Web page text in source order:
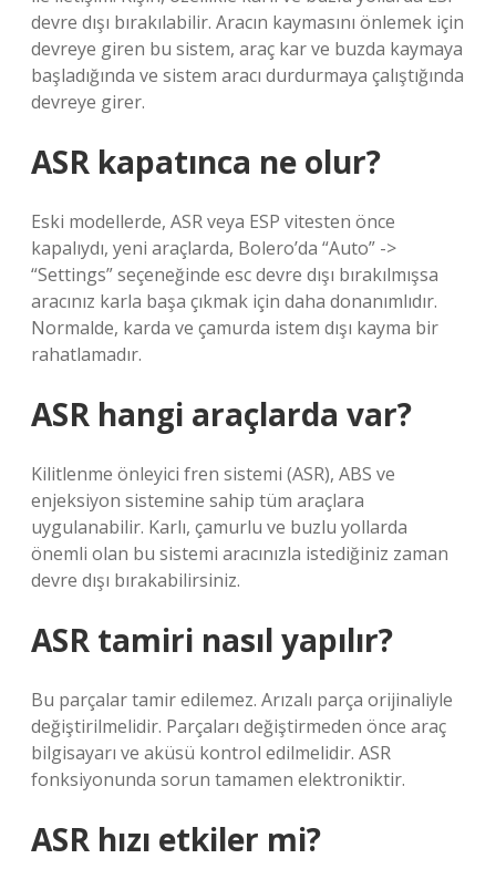
devre dışı bırakılabilir. Aracın kaymasını önlemek için
devreye giren bu sistem, araç kar ve buzda kaymaya
başladığında ve sistem aracı durdurmaya çalıştığında
devreye girer.
ASR kapatınca ne olur?
Eski modellerde, ASR veya ESP vitesten önce
kapalıydı, yeni araçlarda, Bolero’da “Auto” ->
“Settings” seçeneğinde esc devre dışı bırakılmışsa
aracınız karla başa çıkmak için daha donanımlıdır.
Normalde, karda ve çamurda istem dışı kayma bir
rahatlamadır.
ASR hangi araçlarda var?
Kilitlenme önleyici fren sistemi (ASR), ABS ve
enjeksiyon sistemine sahip tüm araçlara
uygulanabilir. Karlı, çamurlu ve buzlu yollarda
önemli olan bu sistemi aracınızla istediğiniz zaman
devre dışı bırakabilirsiniz.
ASR tamiri nasıl yapılır?
Bu parçalar tamir edilemez. Arızalı parça orijinaliyle
değiştirilmelidir. Parçaları değiştirmeden önce araç
bilgisayarı ve aküsü kontrol edilmelidir. ASR
fonksiyonunda sorun tamamen elektroniktir.
ASR hızı etkiler mi?